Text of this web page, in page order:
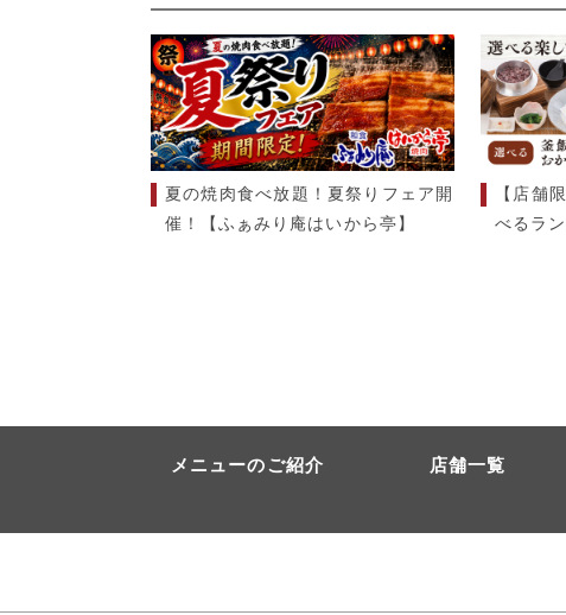
夏の焼肉食べ放題！夏祭りフェア開
催！【ふぁみり庵はいから亭】
【店舗
べるラ
メニューのご紹介 店舗一覧